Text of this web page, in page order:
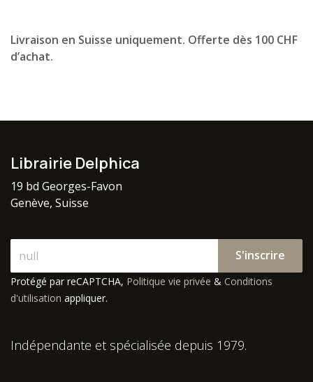
Livraison en Suisse uniquement. Offerte dès 100 CHF
d’achat.
Librairie Delphica
19 bd Georges-Favon
Genève, Suisse
S'inscrire
Protégé par reCAPTCHA, Politique vie privée & Conditions
d'utilisation appliquer.
Indépendante et spécialisée depuis 1979.